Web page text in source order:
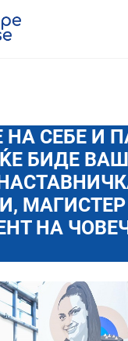
НА СЕБЕ И
БИДЕ
НА